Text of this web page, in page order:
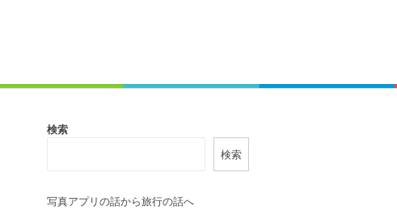
検索
検索
写真アプリの話から旅行の話へ